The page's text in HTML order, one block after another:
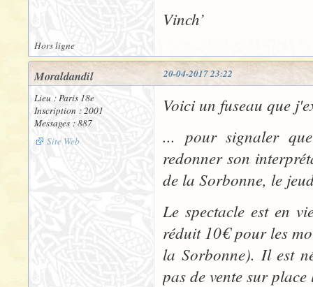
Vinch’
Hors ligne
20-04-2017 23:22
Moraldandil
Lieu : Paris 18e
Inscription : 2001
Messages : 887
Site Web
Voici un fuseau que
... pour signaler
redonner son
de la Sorbonne, le
Le spectacle est en
réduit 10€ pour les
la Sorbonne). Il est
pas de vente sur